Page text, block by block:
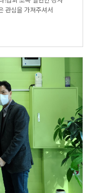
관심을 가져주셔서